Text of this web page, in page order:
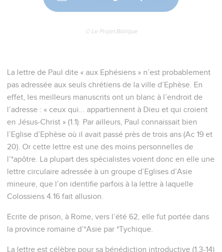
© Le Projet Biblique
La lettre de Paul dite « aux Ephésiens » n’est probablement
pas adressée aux seuls chrétiens de la ville d’Ephèse. En
effet, les meilleurs manuscrits ont un blanc à l’endroit de
l’adresse : « ceux qui... appartiennent à Dieu et qui croient
en Jésus-Christ » (1.1). Par ailleurs, Paul connaissait bien
l’Eglise d’Ephèse où il avait passé près de trois ans (Ac 19 et
20). Or cette lettre est une des moins personnelles de
l’*apôtre. La plupart des spécialistes voient donc en elle une
lettre circulaire adressée à un groupe d’Eglises d’Asie
mineure, que l’on identifie parfois à la lettre à laquelle
Colossiens 4.16 fait allusion.
Ecrite de prison, à Rome, vers l’été 62, elle fut portée dans
la province romaine d’*Asie par *Tychique.
La lettre est célèbre pour sa bénédiction introductive (1.3-14)